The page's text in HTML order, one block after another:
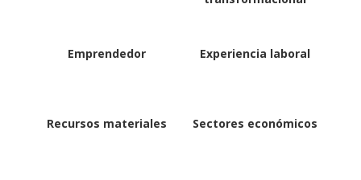
Emprendedor Experiencia laboral
Recursos materiales Sectores económicos